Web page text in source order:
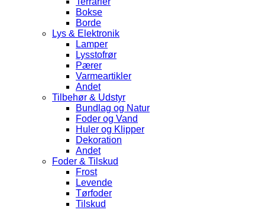
Bokse
Borde
Lys & Elektronik
Lamper
Lysstofrør
Pærer
Varmeartikler
Andet
Tilbehør & Udstyr
Bundlag og Natur
Foder og Vand
Huler og Klipper
Dekoration
Andet
Foder & Tilskud
Frost
Levende
Tørfoder
Tilskud